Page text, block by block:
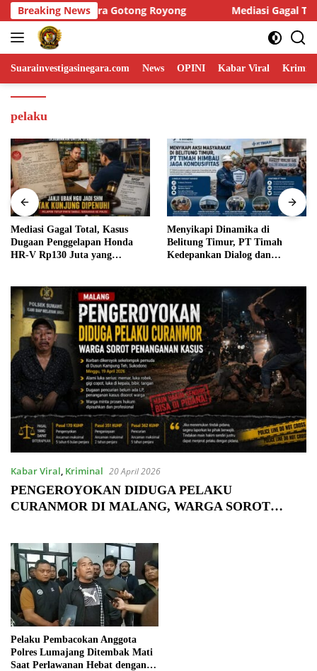
Skip
to
content
Breaking News
Mediasi Gagal Total, Kasus Dugaan Penggelapan
Suarainvestigasinegara.com News OPINI Kabar Viral
pelaku
Mediasi Gagal Total, Kasus
Dugaan Penggelapan Honda
HR-V Rp130 Juta yang
Menyikapi Dinamika di
Belitung Timur, PT Timah
Kedepankan Dialog dan
Kabar Viral, Kriminal 20 April 2026
PENGEROYOKAN DIDUGA PELAKU
CURANMOR DI MALANG, WARGA SOROT
Pelaku Pembacokan Anggota
Polres Lumajang Ditembak Mati
Saat Perlawanan Hebat dengan